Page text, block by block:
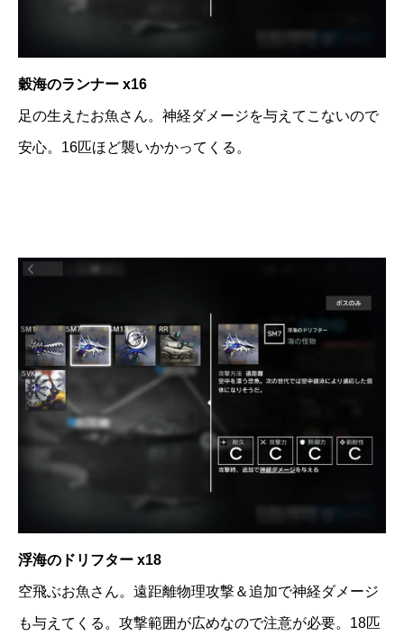
穀海のランナー x16
足の生えたお魚さん。神経ダメージを与えてこないので
安心。16匹ほど襲いかかってくる。
浮海のドリフター x18
空飛ぶお魚さん。遠距離物理攻撃＆追加で神経ダメージ
も与えてくる。攻撃範囲が広めなので注意が必要。18匹